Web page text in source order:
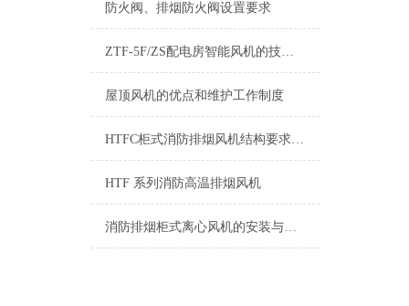
防火阀、排烟防火阀设置要求
ZTF-5F/ZS配电房智能风机的技术优势总结
屋顶风机的优点和维护工作制度
HTFC柜式消防排烟风机结构要求和保养
HTF 系列消防高温排烟风机
消防排烟柜式离心风机的安装与调试指南说明